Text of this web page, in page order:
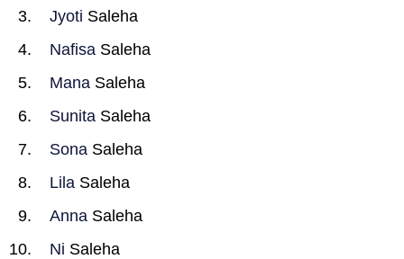
Jyoti Saleha
Nafisa Saleha
Mana Saleha
Sunita Saleha
Sona Saleha
Lila Saleha
Anna Saleha
Ni Saleha